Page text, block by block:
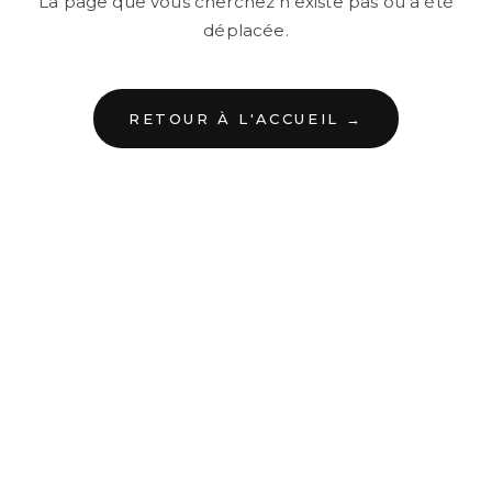
déplacée.
RETOUR À L'ACCUEIL →